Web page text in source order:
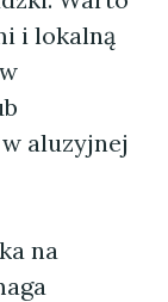
i lokalną
aluzyjnej
na